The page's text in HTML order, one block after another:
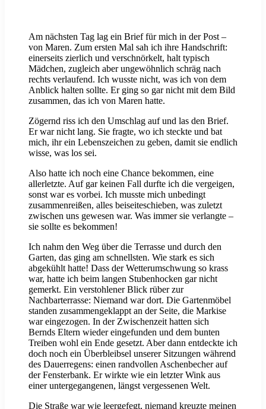
Am nächsten Tag lag ein Brief für mich in der Post –
von Maren. Zum ersten Mal sah ich ihre Handschrift:
einerseits zierlich und verschnörkelt, halt typisch
Mädchen, zugleich aber ungewöhnlich schräg nach
rechts verlaufend. Ich wusste nicht, was ich von dem
Anblick halten sollte. Er ging so gar nicht mit dem Bild
zusammen, das ich von Maren hatte.
Zögernd riss ich den Umschlag auf und las den Brief.
Er war nicht lang. Sie fragte, wo ich steckte und bat
mich, ihr ein Lebenszeichen zu geben, damit sie endlich
wisse, was los sei.
Also hatte ich noch eine Chance bekommen, eine
allerletzte. Auf gar keinen Fall durfte ich die vergeigen,
sonst war es vorbei. Ich musste mich unbedingt
zusammenreißen, alles beiseiteschieben, was zuletzt
zwischen uns gewesen war. Was immer sie verlangte –
sie sollte es bekommen!
Ich nahm den Weg über die Terrasse und durch den
Garten, das ging am schnellsten. Wie stark es sich
abgekühlt hatte! Dass der Wetterumschwung so krass
war, hatte ich beim langen Stubenhocken gar nicht
gemerkt. Ein verstohlener Blick rüber zur
Nachbarterrasse: Niemand war dort. Die Gartenmöbel
standen zusammengeklappt an der Seite, die Markise
war eingezogen. In der Zwischenzeit hatten sich
Bernds Eltern wieder eingefunden und dem bunten
Treiben wohl ein Ende gesetzt. Aber dann entdeckte ich
doch noch ein Überbleibsel unserer Sitzungen während
des Dauerregens: einen randvollen Aschenbecher auf
der Fensterbank. Er wirkte wie ein letzter Wink aus
einer untergegangenen, längst vergessenen Welt.
Die Straße war wie leergefegt, niemand kreuzte meinen